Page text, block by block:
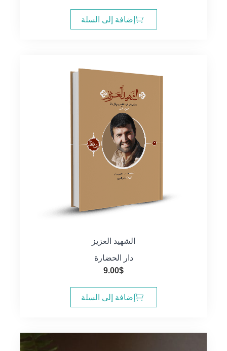
إضافة إلى السلة
الشهيد العزيز
دار الحضارة
9.00$
إضافة إلى السلة